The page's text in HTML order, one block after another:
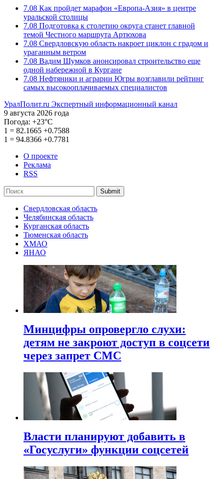
7.08 Как пройдет марафон «Европа-Азия» в центре
уральской столицы
7.08 Подготовка к столетию округа станет главной
темой Честного маршрута Артюхова
7.08 Свердловскую область накроет циклон с градом и
ураганным ветром
7.08 Вадим Шумков анонсировал строительство еще
одной набережной в Кургане
7.08 Нефтяники и аграрии Югры возглавили рейтинг
самых высокооплачиваемых специалистов
УралПолит.ru Экспертный информационный канал
9 августа 2026 года
Погода: +23°С
1 = 82.1665 +0.7588
1 = 94.8366 +0.7781
О проекте
Реклама
RSS
Submit
Свердловская область
Челябинская область
Курганская область
Тюменская область
ХМАО
ЯНАО
Минцифры опровергло слухи:
детям не закроют доступ в соцсети
через запрет СМС
Власти планируют добавить в
«Госуслуги» функции соцсетей